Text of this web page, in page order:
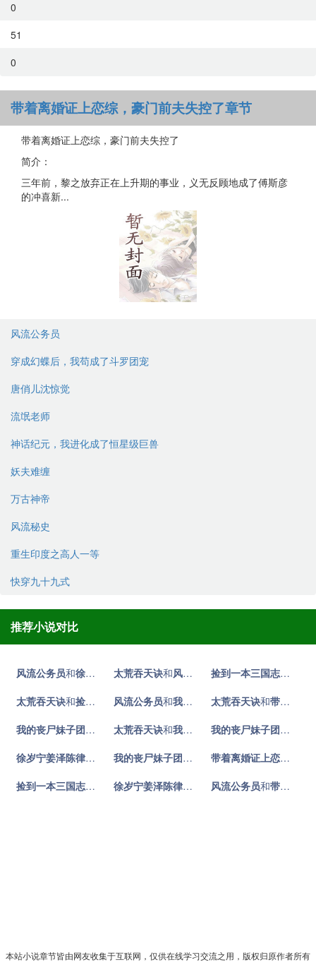
0
51
0
带着离婚证上恋综，豪门前夫失控了章节
带着离婚证上恋综，豪门前夫失控了
简介：
三年前，黎之放弃正在上升期的事业，义无反顾地成了傅斯彦
的冲喜新...
风流公务员
穿成幻蝶后，我苟成了斗罗团宠
唐俏儿沈惊觉
流氓老师
神话纪元，我进化成了恒星级巨兽
妖夫难缠
万古神帝
风流秘史
重生印度之高人一等
快穿九十九式
推荐小说对比
风流公务员和徐岁宁姜泽陈律 小说对比
太荒吞天诀和风流公务员 小说对比 捡到一本三国志
和
太荒吞天诀和捡到一本三国志 小说对比
风流公务员和我的丧尸妹子团 小说对比
太荒吞天诀和带着离婚证上恋综，豪门前夫失控了
我的丧尸妹子团
和 徐岁宁姜泽陈律小说对比
太荒吞天诀和我的丧尸妹子团 小说对比我的丧尸妹子团
和
徐岁宁姜泽陈律
和 捡到一本三国志小说对比
我的丧尸妹子团
和 带着离婚证上恋综，豪门前
带着离婚证上恋综，豪门前夫失控了
捡到一本三国志
和 带着离婚证上恋综，豪门前夫失控了小说对比
徐岁宁姜泽陈律
和 太荒吞天诀小说对比
风流公务员和带着离婚证上恋综，豪门前夫失控了
本站小说章节皆由网友收集于互联网，仅供在线学习交流之用，版权归原作者所有